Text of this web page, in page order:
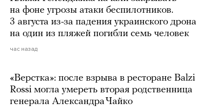
на фоне угрозы атаки беспилотников.
3 августа из-за падения украинского дрона
на один из пляжей погибли семь человек
час назад
«Верстка»: после взрыва в ресторане Balzi
Rossi могла умереть вторая родственница
генерала Александра Чайко